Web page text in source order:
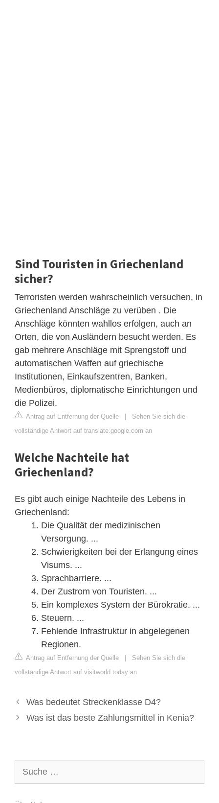
Sind Touristen in Griechenland
sicher?
Terroristen werden wahrscheinlich versuchen, in
Griechenland Anschläge zu verüben . Die
Anschläge könnten wahllos erfolgen, auch an
Orten, die von Ausländern besucht werden. Es
gab mehrere Anschläge mit Sprengstoff und
automatischen Waffen auf griechische
Institutionen, Einkaufszentren, Banken,
Medienbüros, diplomatische Einrichtungen und
die Polizei.
Antrag auf Entfernung der Quelle | Sehen Sie sich die
vollständige Antwort auf translate.google.com an
Welche Nachteile hat
Griechenland?
Es gibt auch einige Nachteile des Lebens in
Griechenland:
Die Qualität der medizinischen
Versorgung. ...
Schwierigkeiten bei der Erlangung eines
Visums. ...
Sprachbarriere. ...
Der Zustrom von Touristen. ...
Ein komplexes System der Bürokratie. ...
Steuern. ...
Fehlende Infrastruktur in abgelegenen
Regionen.
Antrag auf Entfernung der Quelle | Sehen Sie sich die
vollständige Antwort auf visitworld.today an
Was bedeutet Streckenklasse D4?
Was ist das beste Zahlungsmittel in Kenia?
nach: